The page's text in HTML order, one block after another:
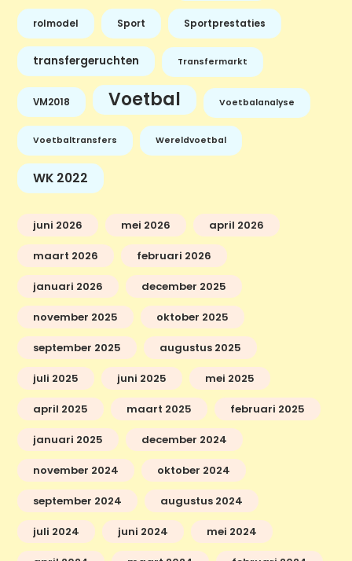
rolmodel Sport Sportprestaties
transfergeruchten Transfermarkt
VM2018 Voetbal Voetbalanalyse
Voetbaltransfers Wereldvoetbal
WK 2022
juni 2026 mei 2026 april 2026
maart 2026 februari 2026
januari 2026 december 2025
november 2025 oktober 2025
september 2025 augustus 2025
juli 2025 juni 2025 mei 2025
april 2025 maart 2025 februari 2025
januari 2025 december 2024
november 2024 oktober 2024
september 2024 augustus 2024
juli 2024 juni 2024 mei 2024